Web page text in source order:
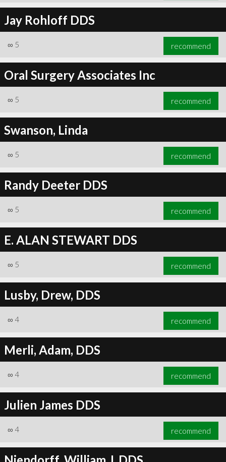
Jay Rohloff DDS
∞ 5 recommend
Oral Surgery Associates Inc
∞ 5 recommend
Swanson, Linda
∞ 5 recommend
Randy Deeter DDS
∞ 5 recommend
E. ALAN STEWART DDS
∞ 5 recommend
Lusby, Drew, DDS
∞ 4 recommend
Merli, Adam, DDS
∞ 4 recommend
Julien James DDS
∞ 4 recommend